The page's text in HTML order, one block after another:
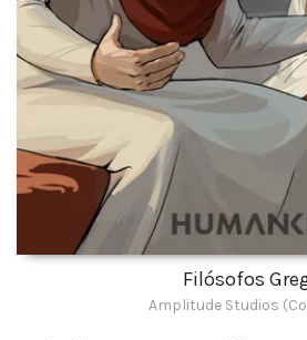
Filósofos
Amplitude Studios